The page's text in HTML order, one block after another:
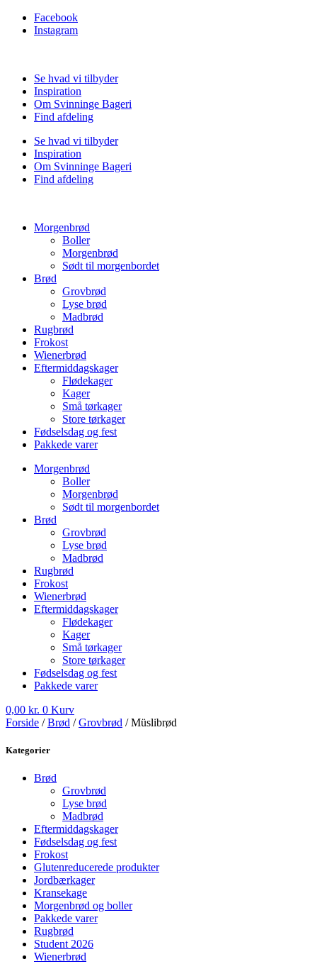
Facebook
Instagram
Se hvad vi tilbyder
Inspiration
Om Svinninge Bageri
Find afdeling
Se hvad vi tilbyder
Inspiration
Om Svinninge Bageri
Find afdeling
Morgenbrød
Boller
Morgenbrød
Sødt til morgenbordet
Brød
Grovbrød
Lyse brød
Madbrød
Rugbrød
Frokost
Wienerbrød
Eftermiddagskager
Flødekager
Kager
Små tørkager
Store tørkager
Fødselsdag og fest
Pakkede varer
Morgenbrød
Boller
Morgenbrød
Sødt til morgenbordet
Brød
Grovbrød
Lyse brød
Madbrød
Rugbrød
Frokost
Wienerbrød
Eftermiddagskager
Flødekager
Kager
Små tørkager
Store tørkager
Fødselsdag og fest
Pakkede varer
0,00 kr. 0 Kurv
Forside /Brød /Grovbrød / Müslibrød
Kategorier
Brød
Grovbrød
Lyse brød
Madbrød
Eftermiddagskager
Fødselsdag og fest
Frokost
Glutenreducerede produkter
Jordbærkager
Kransekage
Morgenbrød og boller
Pakkede varer
Rugbrød
Student 2026
Wienerbrød